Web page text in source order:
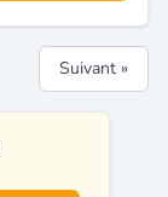
Suivant »